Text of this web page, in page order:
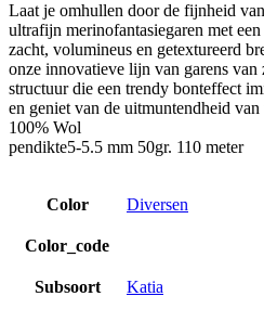
Laat je omhullen door de fijnheid
ultrafijn merinofantasiegaren met
zacht, volumineus en getextureerd
onze innovatieve lijn van garens
structuur die een trendy bonteffect
en geniet van de uitmuntendheid
100% Wol
pendikte5-5.5 mm 50gr. 110 meter
Color Diversen
Color_code
Subsoort Katia